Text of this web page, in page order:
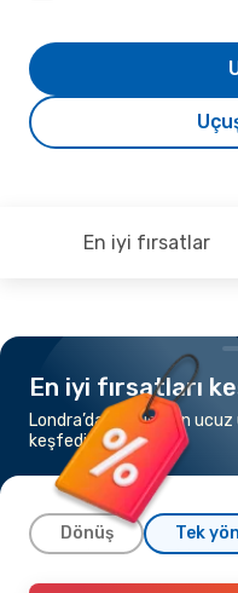
En iyi fırsatlar
En iyi fırsatları
Londra’dan Reus’a en ucuz
keşfedin
Dönüş Tek yön